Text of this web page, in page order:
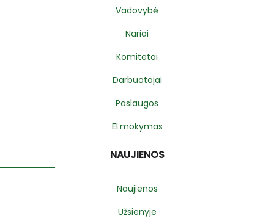
Vadovybė
Nariai
Komitetai
Darbuotojai
Paslaugos
El.mokymas
NAUJIENOS
Naujienos
Užsienyje